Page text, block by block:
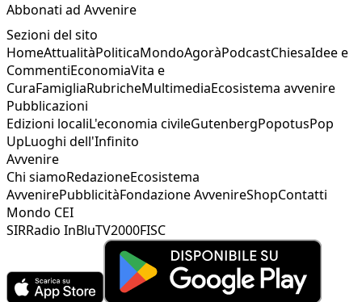
Abbonati ad Avvenire
Sezioni del sito
HomeAttualitàPoliticaMondoAgoràPodcastChiesaIdee e
CommentiEconomiaVita e
CuraFamigliaRubricheMultimediaEcosistema avvenire
Pubblicazioni
Edizioni localiL'economia civileGutenbergPopotusPop
UpLuoghi dell'Infinito
Avvenire
Chi siamoRedazioneEcosistema
AvvenirePubblicitàFondazione AvvenireShopContatti
Mondo CEI
SIRRadio InBluTV2000FISC